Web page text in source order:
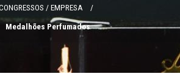
/ EMPRESA /
Medalhões Perfumados